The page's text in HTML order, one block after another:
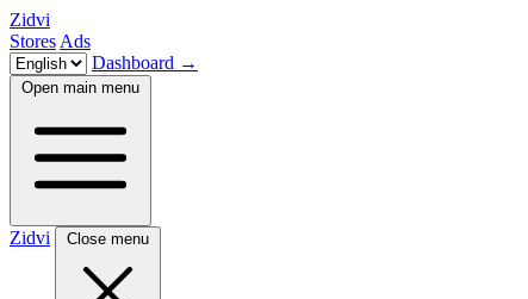
Zidvi
Stores Ads
Dashboard →
Open main menu
Zidvi Close menu